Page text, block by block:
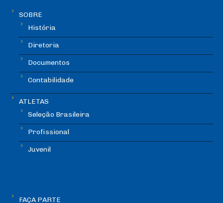
SOBRE
História
Diretoria
Documentos
Contabilidade
ATLETAS
Seleção Brasileira
Profissional
Juvenil
FAÇA PARTE